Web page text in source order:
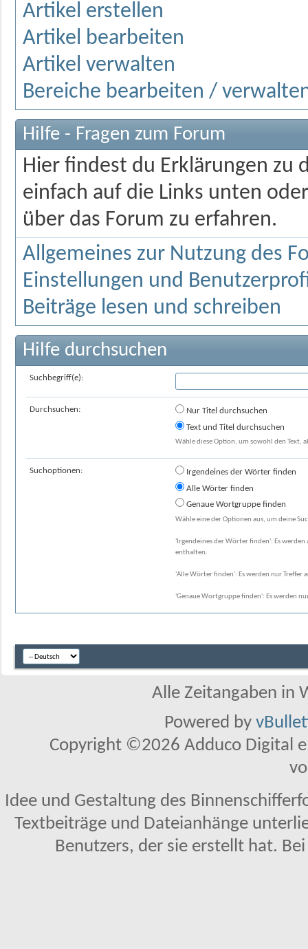
Artikel erstellen
Artikel bearbeiten
Artikel verwalten
Bereiche bearbeiten /
Hilfe - Fragen zum Forum
Hier findest du Erklärungen zu
einfach auf die Links unten
über das Forum zu erfahren.
Allgemeines zur Nutzung des
Einstellungen und
Beiträge lesen und schreiben
Hilfe durchsuchen
Suchbegriff(e):
Durchsuchen:
Nur Titel durchsuchen
Text und Titel durchsuchen
Wähle diese Option, um sowohl den Text,
Suchoptionen:
Irgendeines der Wörter finden
Alle Wörter finden
Genaue Wortgruppe finden
Wähle eine der Optionen aus, um deine
'Irgendeines der Wörter finden': Es werden
enthalten.
'Alle Wörter finden': Es werden nur Treffer
'Genaue Wortgruppe finden': Es werden
Alle Zeitangaben in
Powered by
Copyright ©2026 Adduco Digital
Idee und Gestaltung des
Textbeiträge und Dateianhänge
Benutzers, der sie erstellt hat.